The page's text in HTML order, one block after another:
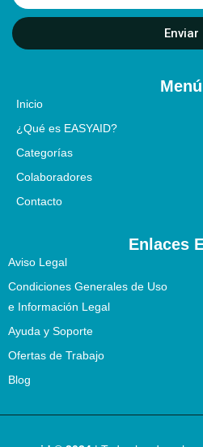
Enviar
Menú
Inicio
¿Qué es EASYAID?
Categorías
Colaboradores
Contacto
Enlaces
Aviso Legal
Condiciones Generales de Uso
e Información Legal
Ayuda y Soporte
Ofertas de Trabajo
Blog